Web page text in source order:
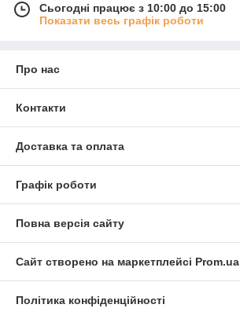
Сьогодні працює з 10:00 до 15:00
Показати весь графік роботи
Про нас
Контакти
Доставка та оплата
Графік роботи
Повна версія сайту
Сайт створено на маркетплейсі Prom.ua
Політика конфіденційності